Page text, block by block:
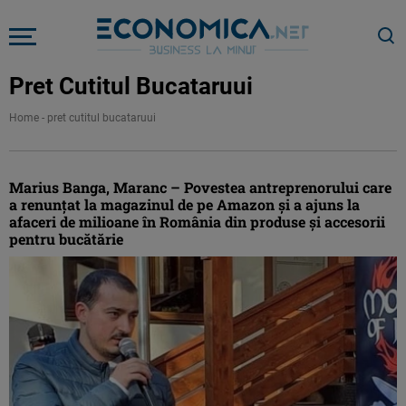
Pret Cutitul Bucataruui
Home - pret cutitul bucataruui
Marius Banga, Maranc – Povestea antreprenorului care
a renunțat la magazinul de pe Amazon și a ajuns la
afaceri de milioane în România din produse şi accesorii
pentru bucătărie